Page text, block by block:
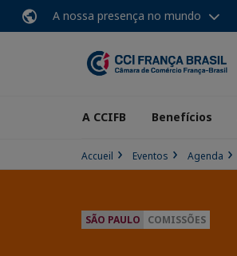
A nossa presença no mundo
A CCIFB Benefícios
Accueil Eventos Agenda
SÃO PAULO COMISSÕES